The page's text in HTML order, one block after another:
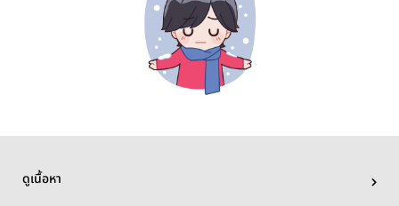
ดูเนื้อหา